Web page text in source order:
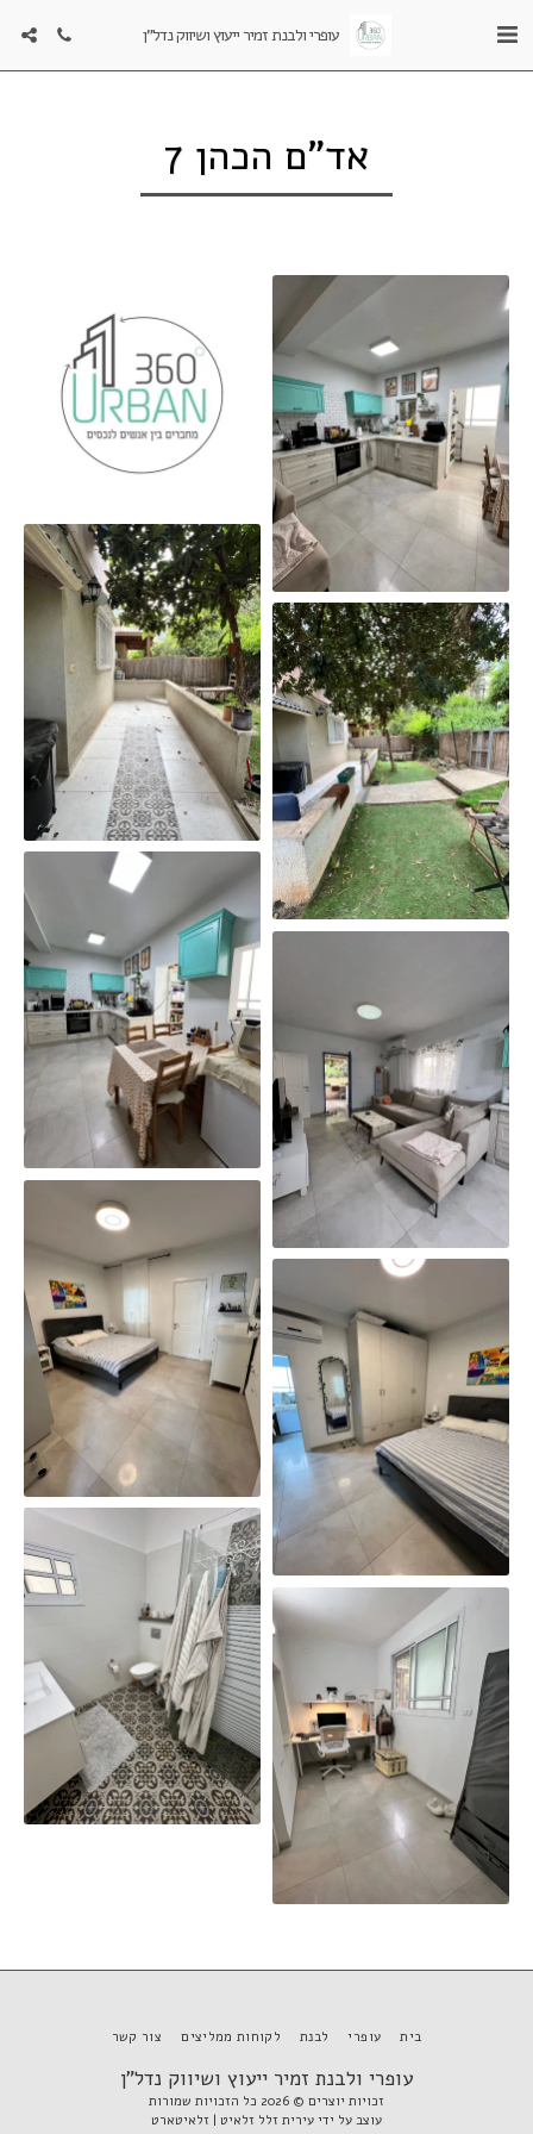
עופרי ולבנת זמיר ייעוץ ושיווק נדל"ן
אד"ם הכהן 7
עופרי ולבנת זמיר ייעוץ ושיווק נדל"ן
זכויות יוצרים © 2026 כל הזכויות שמורות
עוצב על ידי עירית זלל זלאיט | זלאיטארט
בית עופרי לבנת לקוחות ממליצים צור קשר